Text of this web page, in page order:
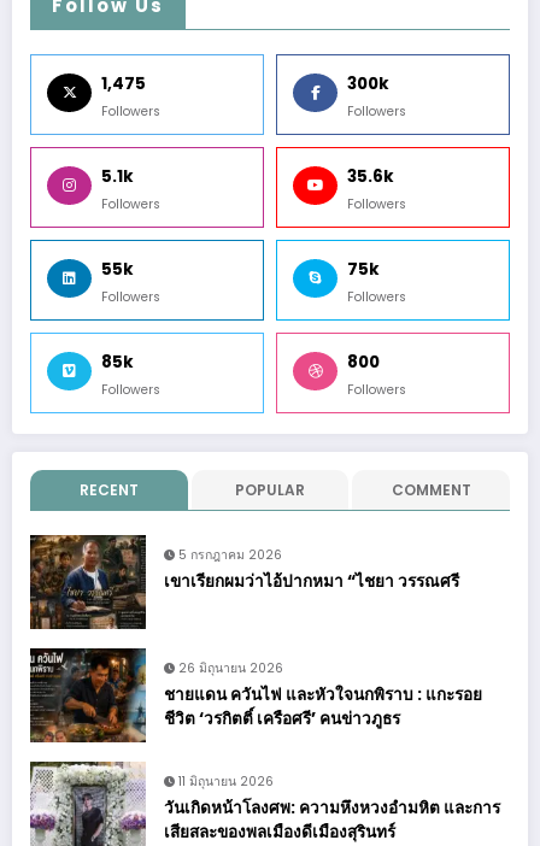
Follow Us
1,475
Followers
300k
Followers
5.1k
Followers
35.6k
Followers
55k
Followers
75k
Followers
85k
Followers
800
Followers
RECENT POPULAR COMMENT
5 กรกฎาคม 2026
เขาเรียกผมว่าไอ้ปากหมา “ไชยา วรรณศรี
26 มิถุนายน 2026
ชายแดน ควันไฟ และหัวใจนกพิราบ : แกะรอย
ชีวิต ‘วรกิตติ์ เครือศรี’ คนข่าวภูธร
11 มิถุนายน 2026
วันเกิดหน้าโลงศพ: ความหึงหวงอำมหิต และการ
เสียสละของพลเมืองดีเมืองสุรินทร์